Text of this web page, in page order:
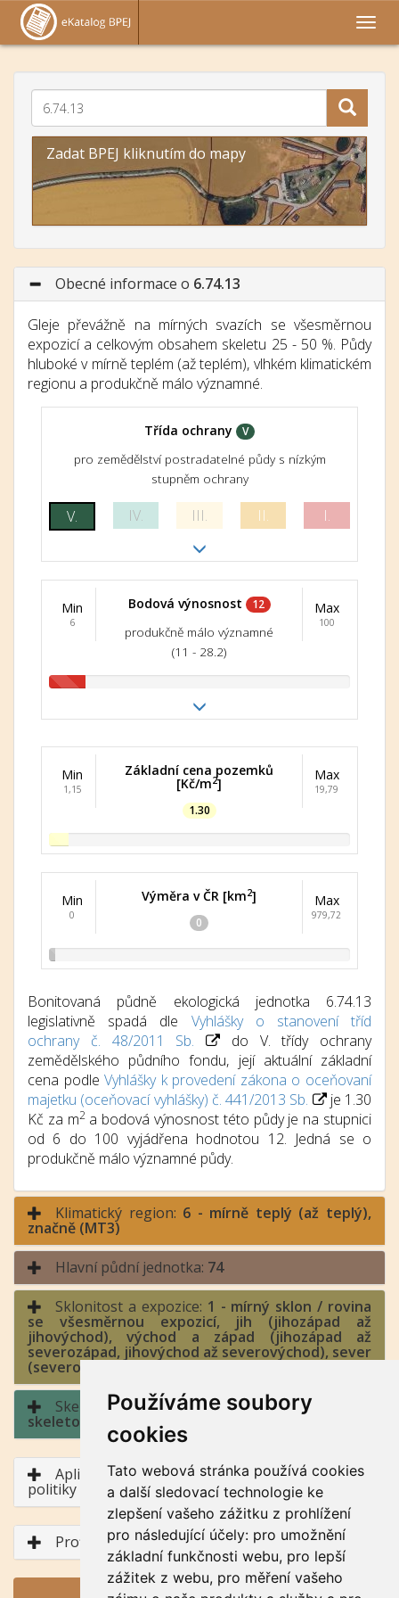
Používáme soubory
cookies
Tato webová stránka používá cookies
a další sledovací technologie ke
zlepšení vašeho zážitku z prohlížení
pro následující účely: pro umožnění
základní funkčnosti webu, pro lepší
zážitek z webu, pro měření vašeho
Zadat BPEJ kliknutím do mapy
Obecné informace o 6.74.13
Gleje převážně na mírných svazích se všesměrnou
expozicí a celkovým obsahem skeletu 25 - 50 %. Půdy
hluboké v mírně teplém (až teplém), vlhkém klimatickém
regionu a produkčně málo významné.
Třída ochrany V
pro zemědělství postradatelné půdy s nízkým
stupněm ochrany
V. IV. III. II. I.
Min
6
Bodová výnosnost 12
produkčně málo významné
(11 - 28.2)
Max
100
Min
1,15
Základní cena pozemků
[Kč/m2]
1.30
Max
19,79
Min
0
Výměra v ČR [km2]
0
Max
979,72
Bonitovaná půdně ekologická jednotka 6.74.13
legislativně spadá dle Vyhlášky o stanovení tříd
ochrany č. 48/2011 Sb.
do V. třídy ochrany
zemědělského půdního fondu, její aktuální základní
cena podleVyhlášky k provedení zákona o oceňovaní
majetku (oceňovací vyhlášky) č. 441/2013 Sb.
je 1.30
Kč za m2a bodová výnosnost této půdy je na stupnici
od 6 do 100 vyjádřena hodnotou 12. Jedná se o
produkčně málo významné půdy.
Klimatický region: 6 - mírně teplý (až teplý),
značně (MT3)
Hlavní půdní jednotka: 74
Sklonitost a expozice: 1 - mírný sklon / rovina
se všesměrnou expozicí, jih (jihozápad až
jihovýchod), východ a západ (jihozápad až
severozápad, jihovýchod až severovýchod), sever
(severozápad až severovýchod)
Skeletovitost a hloubka půdy:3 - středně
skeletovitá / půda hluboká
Aplikace BPEJ v rámci Společné zemědělské
politiky
Profil půdního typu
GENERUJ PDF